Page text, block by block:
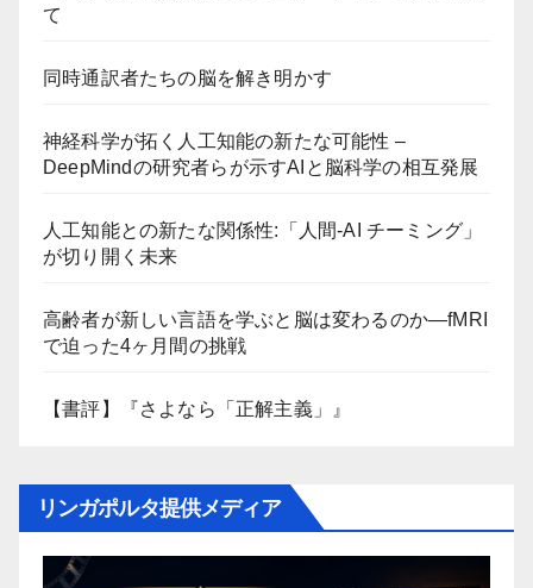
て
同時通訳者たちの脳を解き明かす
神経科学が拓く人工知能の新たな可能性 –
DeepMindの研究者らが示すAIと脳科学の相互発展
人工知能との新たな関係性:「人間-AI チーミング」
が切り開く未来
高齢者が新しい言語を学ぶと脳は変わるのか―fMRI
で迫った4ヶ月間の挑戦
【書評】『さよなら「正解主義」』
リンガポルタ提供メディア